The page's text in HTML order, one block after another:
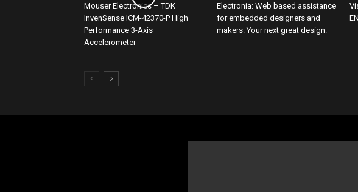
Mouser Electronics – TDK
InvenSense ICM-42370-P High
Performance 3-Axis
Accelerometer
Electronia: Web based assistance
for embedded designers and
makers. Your next great design.